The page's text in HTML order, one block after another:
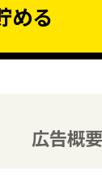
める
広告概要